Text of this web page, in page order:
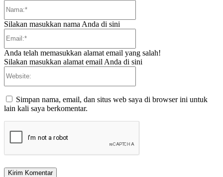
Silakan masukkan nama Anda di sini
Anda telah memasukkan alamat email yang salah!
Silakan masukkan alamat email Anda di sini
Simpan nama, email, dan situs web saya di browser ini untuk
lain kali saya berkomentar.